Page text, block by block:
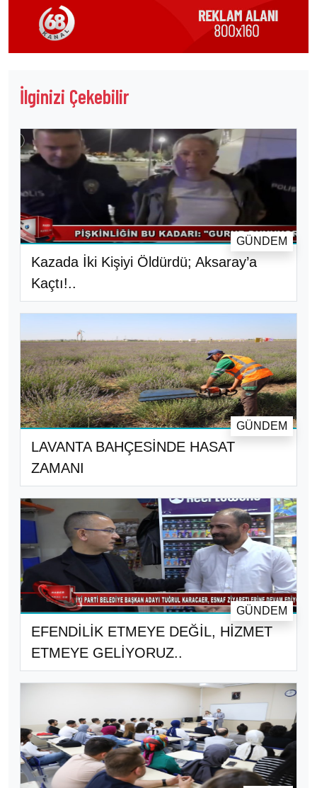
İlginizi Çekebilir
Kazada İki Kişiyi Öldürdü; Aksaray’a
Kaçtı!..
GÜNDEM
LAVANTA BAHÇESİNDE HASAT
ZAMANI
GÜNDEM
EFENDİLİK ETMEYE DEĞİL, HİZMET
ETMEYE GELİYORUZ..
GÜNDEM